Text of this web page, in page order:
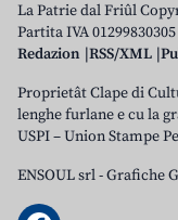
La Patrie dal Friûl
Partita IVA 01299830305
Redazion RSS/XML
Proprietât Clape di
lenghe furlane e cu la
USPI – Union Stampe
ENSOUL srl-Grafiche